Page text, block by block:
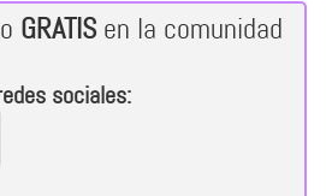
GRATISen la comunidad
sociales: